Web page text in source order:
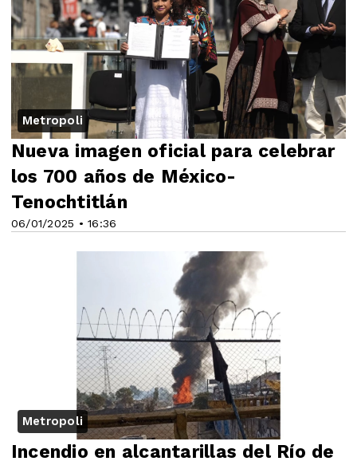
Metropoli
06/01/2025 • 16:36
Nueva imagen oficial para celebrar
los 700 años de México-
Tenochtitlán
Metropoli
Incendio en alcantarillas del Río de